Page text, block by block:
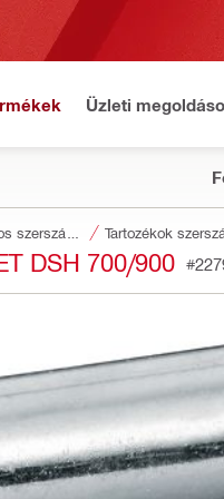
Üzleti
DSH 700/900